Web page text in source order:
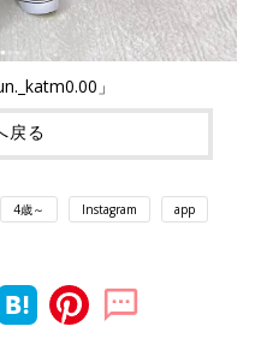
」
戻る
4歳～ Instagram app